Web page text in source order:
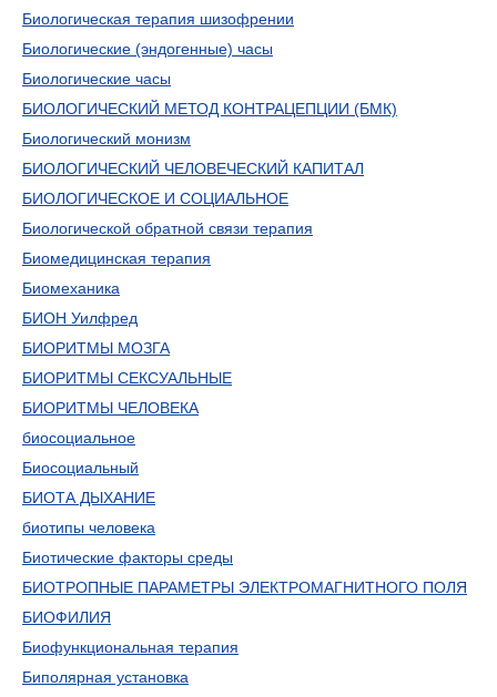
Биологическая терапия шизофрении
Биологические (эндогенные) часы
Биологические часы
БИОЛОГИЧЕСКИЙ МЕТОД КОНТРАЦЕПЦИИ (БМК)
Биологический монизм
БИОЛОГИЧЕСКИЙ ЧЕЛОВЕЧЕСКИЙ КАПИТАЛ
БИОЛОГИЧЕСКОЕ И СОЦИАЛЬНОЕ
Биологической обратной связи терапия
Биомедицинская терапия
Биомеханика
БИОН Уилфред
БИОРИТМЫ МОЗГА
БИОРИТМЫ СЕКСУАЛЬНЫЕ
БИОРИТМЫ ЧЕЛОВЕКА
биосоциальное
Биосоциальный
БИОТА ДЫХАНИЕ
биотипы человека
Биотические факторы среды
БИОТРОПНЫЕ ПАРАМЕТРЫ ЭЛЕКТРОМАГНИТНОГО ПОЛЯ
БИОФИЛИЯ
Биофункциональная терапия
Биполярная установка